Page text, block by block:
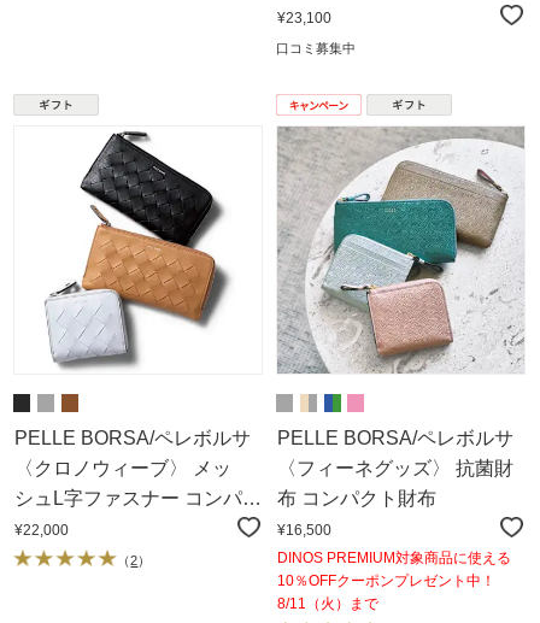
¥23,100
口コミ募集中
PELLE BORSA/ペレボルサ
〈クロノウィーブ〉 メッ
シュL字ファスナー コンパク
ト財布
¥22,000
（2）
PELLE BORSA/ペレボルサ
〈フィーネグッズ〉 抗菌財
布 コンパクト財布
¥16,500
DINOS PREMIUM対象商品に使える
10％OFFクーポンプレゼント中！
8/11（火）まで